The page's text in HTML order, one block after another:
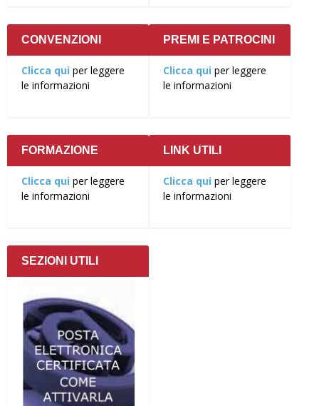
CONVENZIONI
Clicca qui per leggere
le informazioni
PREMI E PATROCINI
Clicca qui per leggere
le informazioni
FORMAZIONE
Clicca qui per leggere
le informazioni
LINK UTILI
Clicca qui per leggere
le informazioni
SEZIONI UTILI